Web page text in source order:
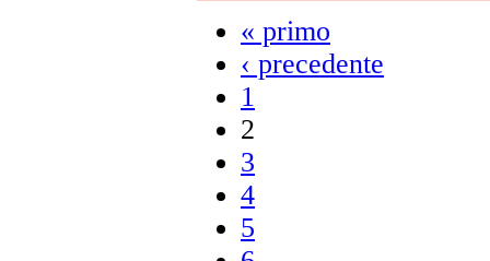
« primo
‹ precedente
1
2
3
4
5